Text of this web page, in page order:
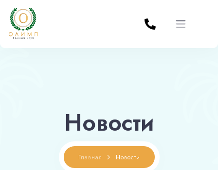
По будням с 10.00 до 17.00 третий час в подарок!
Услуги
Кухня
Новости
Главная Новости